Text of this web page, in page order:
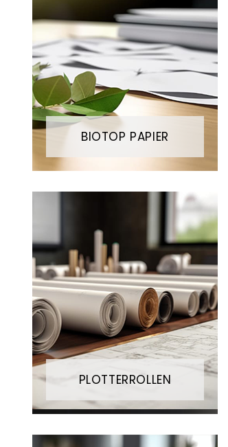
BIOTOP PAPIER
PLOTTERROLLEN